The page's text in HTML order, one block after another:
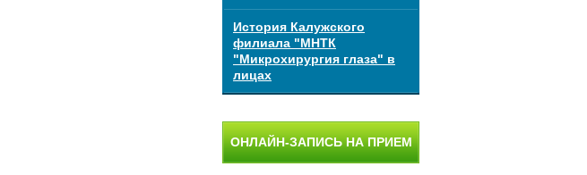
История Калужского
филиала "МНТК
"Микрохирургия глаза" в
лицах
ОНЛАЙН-ЗАПИСЬ НА ПРИЕМ